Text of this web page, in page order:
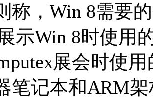
称，Win 8需要
示Win 8时使用
展会时使
笔记本和ARM